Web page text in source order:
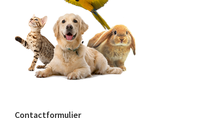
Contactformulier